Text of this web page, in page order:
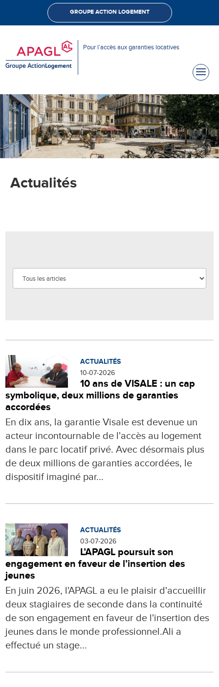
GROUPE ACTION LOGEMENT
Pour l’accès aux garanties locatives
Actualités
ACTUALITÉS
10-07-2026
10 ans de VISALE : un cap
symbolique, deux millions de garanties
accordées
En dix ans, la garantie Visale est devenue un
acteur incontournable de l'accès au logement
dans le parc locatif privé. Avec désormais plus
de deux millions de garanties accordées, le
dispositif imaginé par...
ACTUALITÉS
03-07-2026
L’APAGL poursuit son
engagement en faveur de l’insertion des
jeunes
En juin 2026, l'APAGL a eu le plaisir d'accueillir
deux stagiaires de seconde dans la continuité
de son engagement en faveur de l'insertion des
jeunes dans le monde professionnel.Ali a
effectué un stage...